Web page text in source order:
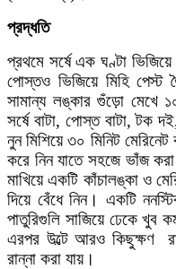
প্রদ্ধতি
প্রথমে সর্ষে এক ঘণ্টা
পোস্তও ভিজিয়ে মিহি
সামান্য লঙ্কার গুঁড়ো মেখে
সর্ষে বাটা, পোস্ত বাটা, টক
নুন মিশিয়ে ৩০ মিনিট
করে নিন যাতে সহজে ভাঁজ করা
মাখিয়ে একটি কাঁচালঙ্কা ও
দিয়ে বেঁধে নিন। একটি
পাতুরিগুলি সাজিয়ে ঢেকে খুব
এরপর উল্টে আরও কিছুক্ষণ
রান্না করা যায়।